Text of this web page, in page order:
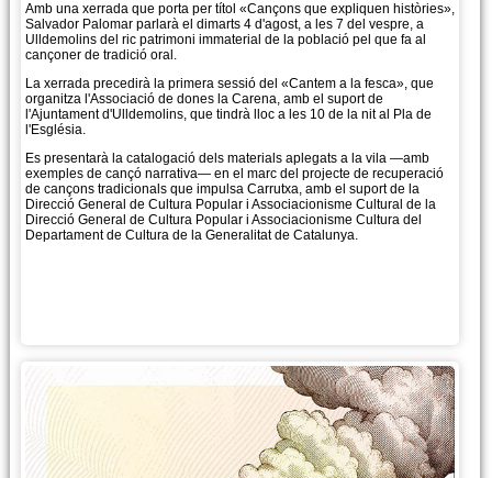
Amb una xerrada que porta per títol «Cançons que expliquen històries»,
Salvador Palomar parlarà el dimarts 4 d'agost, a les 7 del vespre, a
Ulldemolins del ric patrimoni immaterial de la població pel que fa al
cançoner de tradició oral.
La xerrada precedirà la primera sessió del «Cantem a la fesca», que
organitza l'Associació de dones la Carena, amb el suport de
l'Ajuntament d'Ulldemolins, que tindrà lloc a les 10 de la nit al Pla de
l'Església.
Es presentarà la catalogació dels materials aplegats a la vila —amb
exemples de cançó narrativa— en el marc del projecte de recuperació
de cançons tradicionals que impulsa Carrutxa, amb el suport de la
Direcció General de Cultura Popular i Associacionisme Cultural de la
Direcció General de Cultura Popular i Associacionisme Cultura del
Departament de Cultura de la Generalitat de Catalunya.